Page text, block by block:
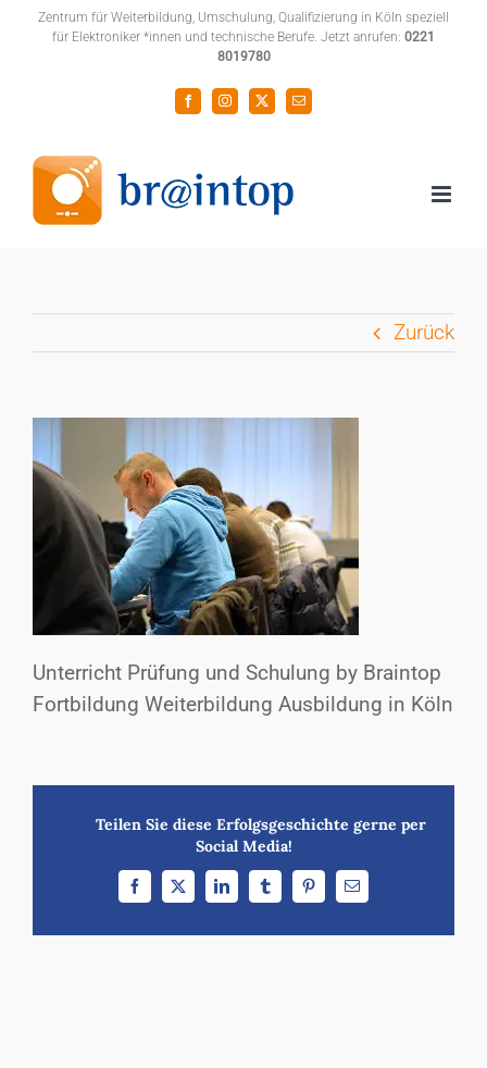
ZumZentrum für Weiterbildung, Umschulung, Qualifizierung in Köln speziell
für Elektroniker *innen und technische Berufe. Jetzt anrufen: 0221
8019780
FacebookInstagram
X
E-
Mail
Zurück
Unterricht Prüfung und Schulung by Braintop
Fortbildung Weiterbildung Ausbildung in Köln
Teilen Sie diese Erfolgsgeschichte gerne per
Social Media!
Facebook
X LinkedInTumblrPinterest
E-
Mail